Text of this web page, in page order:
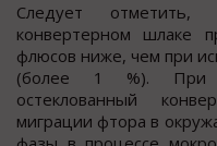
Следует
конвертерном шлаке
флюсов ниже, чем при
(более 1 %). При
остеклованный
миграции фтора в